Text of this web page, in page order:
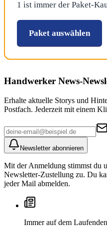
1 ist immer der Paket-
Paket auswählen
Handwerker News-
Erhalte aktuelle Storys und
Postfach. Jederzeit mit einem
Newsletter abonnieren
Mit der Anmeldung stimmst du
Newsletter-Zustellung zu. Du
jeder Mail abmelden.
Immer auf dem Laufenden